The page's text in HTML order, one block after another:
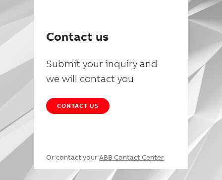
Contact us
Submit your inquiry and
we will contact you
CONTACT US
Or contact your ABB Contact Center